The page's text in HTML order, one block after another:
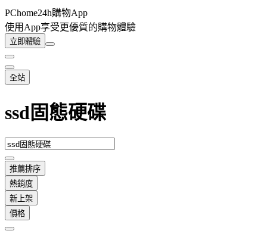
PChome24h購物App
使用App享受更優質的購物體驗
立即體驗
全站
ssd固態硬碟
推薦排序
熱銷度
新上架
價格